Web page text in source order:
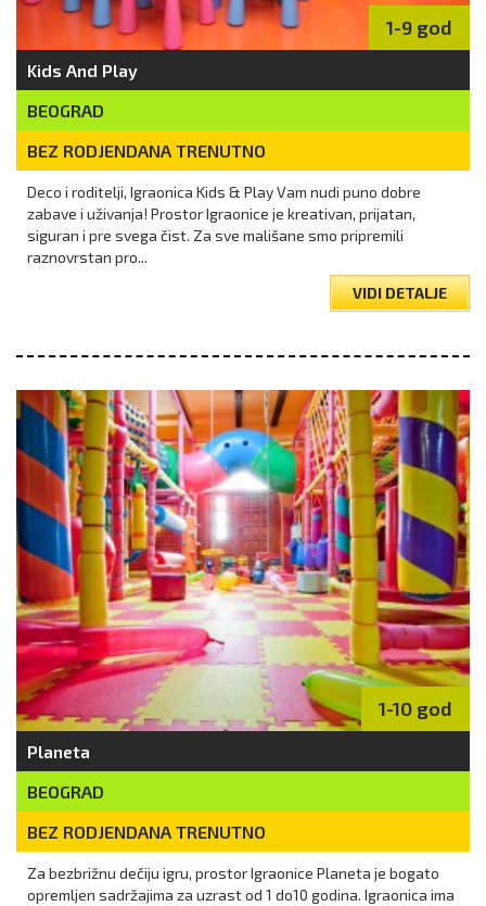
1-9 god
Kids And Play
BEOGRAD
BEZ RODJENDANA TRENUTNO
Deco i roditelji, Igraonica Kids & Play Vam nudi puno dobre
zabave i uživanja! Prostor Igraonice je kreativan, prijatan,
siguran i pre svega čist. Za sve mališane smo pripremili
raznovrstan pro...
VIDI DETALJE
1-10 god
Planeta
BEOGRAD
BEZ RODJENDANA TRENUTNO
Za bezbrižnu dečiju igru, prostor Igraonice Planeta je bogato
opremljen sadržajima za uzrast od 1 do10 godina. Igraonica ima